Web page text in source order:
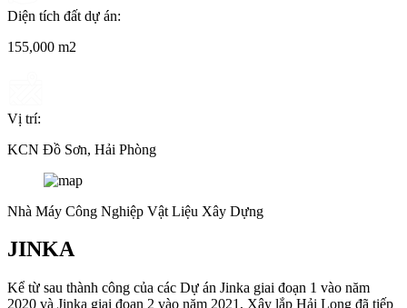
Diện tích đất dự án:
155,000 m2
Vị trí:
KCN Đồ Sơn, Hải Phòng
Nhà Máy Công Nghiệp Vật Liệu Xây Dựng
JINKA
Kể từ sau thành công của các Dự án Jinka giai đoạn 1 vào năm
2020 và Jinka giai đoạn 2 vào năm 2021, Xây lắp Hải Long đã tiếp